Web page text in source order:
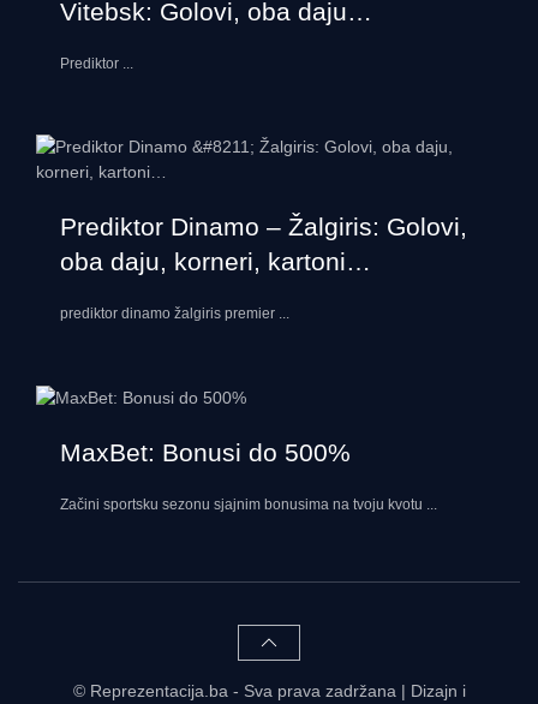
Vitebsk: Golovi, oba daju…
Prediktor ...
Prediktor Dinamo – Žalgiris: Golovi,
oba daju, korneri, kartoni…
prediktor dinamo žalgiris premier ...
MaxBet: Bonusi do 500%
Začini sportsku sezonu sjajnim bonusima na tvoju kvotu ...
© Reprezentacija.ba - Sva prava zadržana | Dizajn i